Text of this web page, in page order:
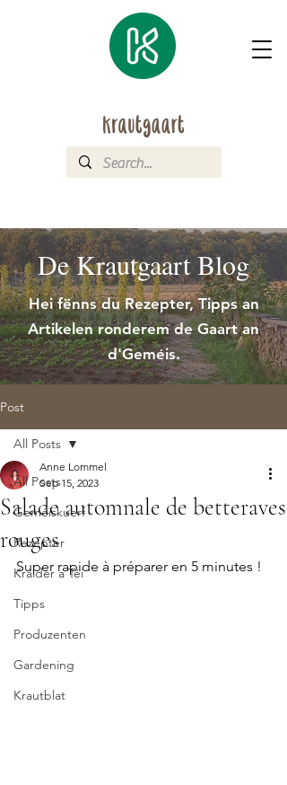
De Krautgaart Blog
Hei fënns du Rezepter, Tipps an
Artikelen ronderem de Gaart an
d'Geméis.
Post
All Posts
Geméiskuerf
Rezepter
Kraider a Téi
Tipps
Produzenten
Gardening
Krautblat
All Posts
Salade automnale de betteraves
rouges
Anne Lommel
Sep 15, 2023
Super rapide à préparer en 5 minutes !